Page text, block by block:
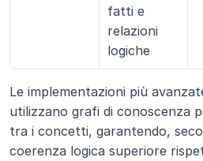
fatti e
relazioni
logiche
Le implementazioni più
utilizzano grafi di conoscenza
tra i concetti, garantendo,
coerenza logica superiore